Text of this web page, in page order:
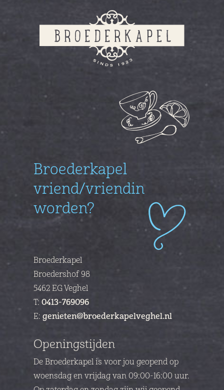
Broederkapel
vriend/vriendin
worden?
Broederkapel
Broedershof 98
5462 EG Veghel
T:0413-769096
E:genieten@broederkapelveghel.nl
Openingstijden
De Broederkapel is voor jou geopend op
woensdag en vrijdag van09:00-16:00 uur.